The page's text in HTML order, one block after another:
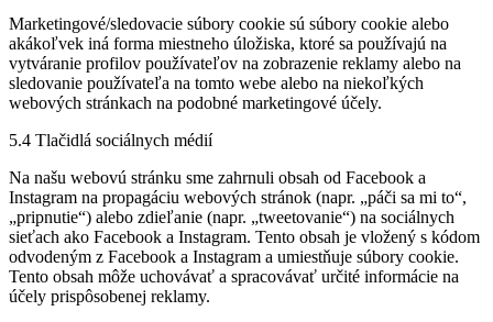
Marketingové/sledovacie súbory cookie sú súbory cookie alebo
akákoľvek iná forma miestneho úložiska, ktoré sa používajú na
vytváranie profilov používateľov na zobrazenie reklamy alebo na
sledovanie používateľa na tomto webe alebo na niekoľkých
webových stránkach na podobné marketingové účely.
5.4 Tlačidlá sociálnych médií
Na našu webovú stránku sme zahrnuli obsah od Facebook a
Instagram na propagáciu webových stránok (napr. „páči sa mi to“,
„pripnutie“) alebo zdieľanie (napr. „tweetovanie“) na sociálnych
sieťach ako Facebook a Instagram. Tento obsah je vložený s kódom
odvodeným z Facebook a Instagram a umiestňuje súbory cookie.
Tento obsah môže uchovávať a spracovávať určité informácie na
účely prispôsobenej reklamy.